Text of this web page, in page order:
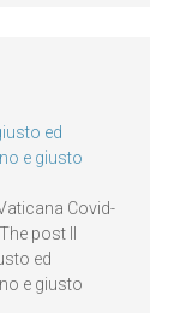
ed
e giusto
Covid-
post Il
ed
e giusto